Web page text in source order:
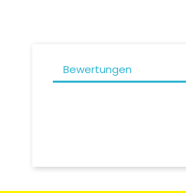
Bewertungen